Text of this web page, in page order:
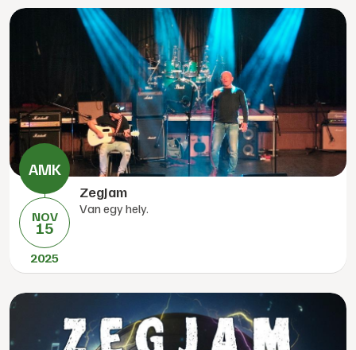
NOV
15
2025
ZegJam
Van egy hely.